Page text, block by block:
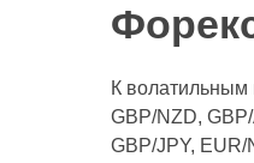
К волатильным
GBP/NZD,
GBP/JPY,